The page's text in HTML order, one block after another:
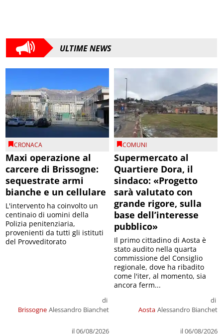
ULTIME NEWS
CRONACA
Maxi operazione al
carcere di Brissogne:
sequestrate armi
bianche e un cellulare
Brissogne
di
Alessandro Bianchet
il 06/08/2026
L'intervento ha coinvolto un
centinaio di uomini della
Polizia penitenziaria,
provenienti da tutti gli istituti
del Provveditorato
COMUNI
Supermercato al
Quartiere Dora, il
sindaco: «Progetto
sarà valutato con
grande rigore, sulla
base dell’interesse
pubblico»
Aosta
di
Alessandro Bianchet
il 06/08/2026
Il primo cittadino di Aosta è
stato audito nella quarta
commissione del Consiglio
regionale, dove ha ribadito
come l'iter, al momento, sia
ancora ferm...